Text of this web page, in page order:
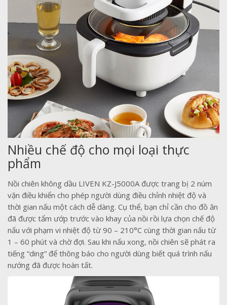
Nhiều chế độ cho mọi loại thực
phẩm
Nồi chiên không dầu LIVEN KZ-J5000A được trang bị 2 núm
vặn điều khiển cho phép người dùng điều chỉnh nhiệt độ và
thời gian nấu một cách dễ dàng. Cụ thể, bạn chỉ cần cho đồ ăn
đã được tẩm ướp trước vào khay của nồi rồi lựa chọn chế độ
nấu với phạm vi nhiệt độ từ 90 – 210°C cùng thời gian nấu từ
1 – 60 phút và chờ đợi. Sau khi nấu xong, nồi chiên sẽ phát ra
tiếng “ding” để thông báo cho người dùng biết quá trình nấu
nướng đã được hoàn tất.